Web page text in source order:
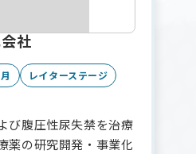
社
レイターステージ
び腹圧性尿失禁を治療
薬の研究開発・事業化